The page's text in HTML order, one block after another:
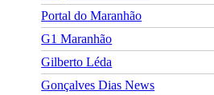
Portal do Maranhão
G1 Maranhão
Gilberto Léda
Gonçalves Dias News